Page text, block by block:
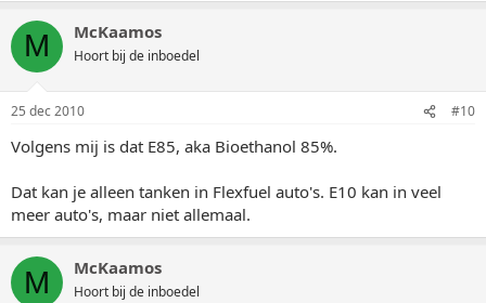
M McKaamos
Hoort bij de inboedel
25 dec 2010 #10
Volgens mij is dat E85, aka Bioethanol 85%.
Dat kan je alleen tanken in Flexfuel auto's. E10 kan in veel
meer auto's, maar niet allemaal.
M McKaamos
Hoort bij de inboedel